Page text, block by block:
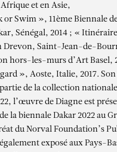
2 (Génie
Marché de
et en Asie,
or Swim », 11ème Biennale
Sénégal, 2014 ; «
Drevon, Saint-Jean-de-
hors-les-murs d’Art Basel,
», Aoste, Italie, 2017.
de la collection
l’œuvre de Diagne est
la biennale Dakar 2022 au
du Norval Foundation’s
exposé aux Pays-